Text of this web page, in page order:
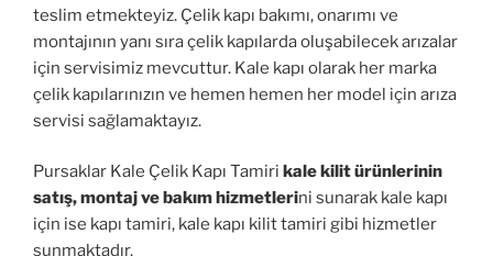
teslim etmekteyiz. Çelik kapı bakımı, onarımı ve
montajının yanı sıra çelik kapılarda oluşabilecek arızalar
için servisimiz mevcuttur. Kale kapı olarak her marka
çelik kapılarınızın ve hemen hemen her model için arıza
servisi sağlamaktayız.
Pursaklar Kale Çelik Kapı Tamiri kale kilit ürünlerinin
satış, montaj ve bakım hizmetlerini sunarak kale kapı
için ise kapı tamiri, kale kapı kilit tamiri gibi hizmetler
sunmaktadır.